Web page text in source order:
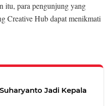
itu, para pengunjung yang
Creative Hub dapat menikmati
Jadi Kepala